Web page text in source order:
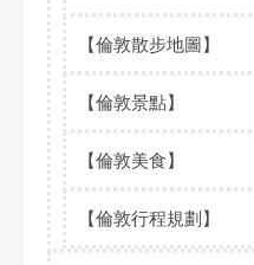
【倫敦散步地圖】
【倫敦景點】
【倫敦美食】
【倫敦行程規劃】